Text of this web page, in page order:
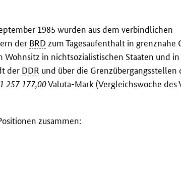
1985 wurden aus dem verbindlichen
der BRD zum Tagesaufenthalt in grenznahe
Wohnsitz in nichtsozialistischen Staaten und in
der DDR und über die Grenzübergangsstellen
1 257 177,00Valuta-Mark (Vergleichswoche des
zusammen: